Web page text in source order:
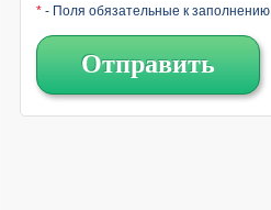
* - Поля обязательные к заполнению
Отправить